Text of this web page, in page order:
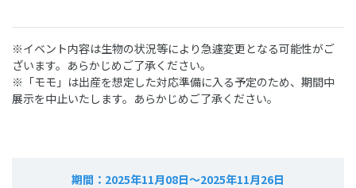
※イベント内容は生物の状況等により急遽変更となる可能性がご
ざいます。あらかじめご了承ください。
※「モモ」は出産を想定した対応準備に入る予定のため、期間中
展示を中止いたします。あらかじめご了承ください。
期間： 2025年11月08日～2025年11月26日